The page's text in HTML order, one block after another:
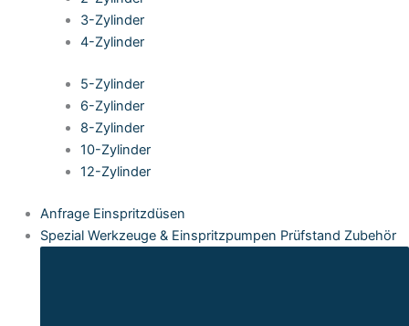
3-Zylinder
4-Zylinder
5-Zylinder
6-Zylinder
8-Zylinder
10-Zylinder
12-Zylinder
Anfrage Einspritzdüsen
Spezial Werkzeuge & Einspritzpumpen Prüfstand Zubehör